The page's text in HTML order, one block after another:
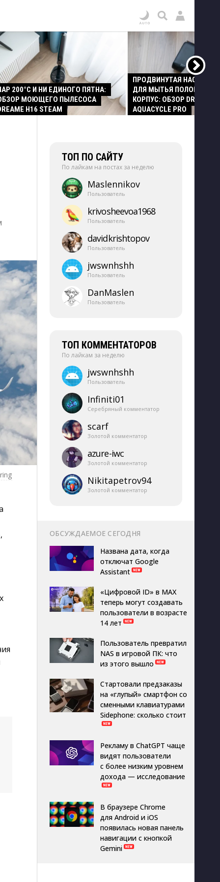
200°C И НИ ЕДИНОГО ПЯТНА:
МОЮЩЕГО ПЫЛЕСОСА
H16 STEAM
ПРОДВИНУТАЯ НАСАДКА
ДЛЯ МЫТЬЯ ПОЛОВ И
КОРПУС: ОБЗОР DREAME
AQUACYCLE PRO
ТОП ПО САЙТУ
По лайкам на постах за неделю
Maslennikov
Пользователь
krivosheevoa1968
Пользователь
davidkrishtopov
Пользователь
jwswnhshh
Пользователь
DanMaslen
Пользователь
ТОП КОММЕНТАТОРОВ
По лайкам за неделю
jwswnhshh
Пользователь
Infiniti01
Серебряный комментатор
scarf
Золотой комментатор
azure-​iwc
Золотой комментатор
Nikitapetrov94
Золотой комментатор
ОБСУЖДАЕМОЕ СЕГОДНЯ
Названа дата, когда
отключат Google
Assistant
«Цифровой ID» в MAX
теперь могут создавать
пользователи в возрасте
14 лет
Пользователь превратил
NAS в игровой ПК: что
из этого вышло
Стартовали предзаказы
на «глупый» смартфон со
сменными клавиатурами
Sidephone: сколько стоит
Рекламу в ChatGPT чаще
видят пользователи
с более низким уровнем
дохода — исследование
В браузере Chrome
для Android и iOS
появилась новая панель
навигации с кнопкой
Gemini